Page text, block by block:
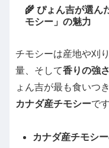
🌾 ぴょん吉が選ん
モシー」の魅力
チモシーは産地や刈
量、そして香りの強さ
ょん吉が最も食いつ
カナダ産チモシーです
カナダ産チモシ